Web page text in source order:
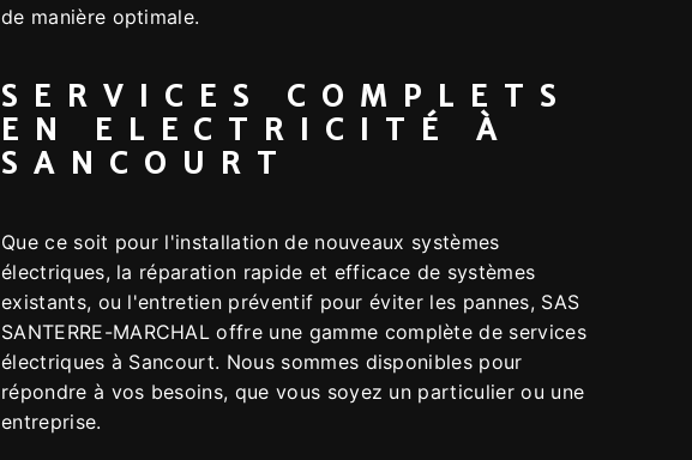
de manière optimale.
SERVICES COMPLETS
EN ELECTRICITÉ À
SANCOURT
Que ce soit pour l'installation de nouveaux systèmes
électriques, la réparation rapide et efficace de systèmes
existants, ou l'entretien préventif pour éviter les pannes, SAS
SANTERRE-MARCHAL offre une gamme complète de services
électriques à Sancourt. Nous sommes disponibles pour
répondre à vos besoins, que vous soyez un particulier ou une
entreprise.